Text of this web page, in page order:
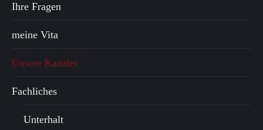
Ihre Fragen
meine Vita
Unsere Kanzlei
Fachliches
Unterhalt